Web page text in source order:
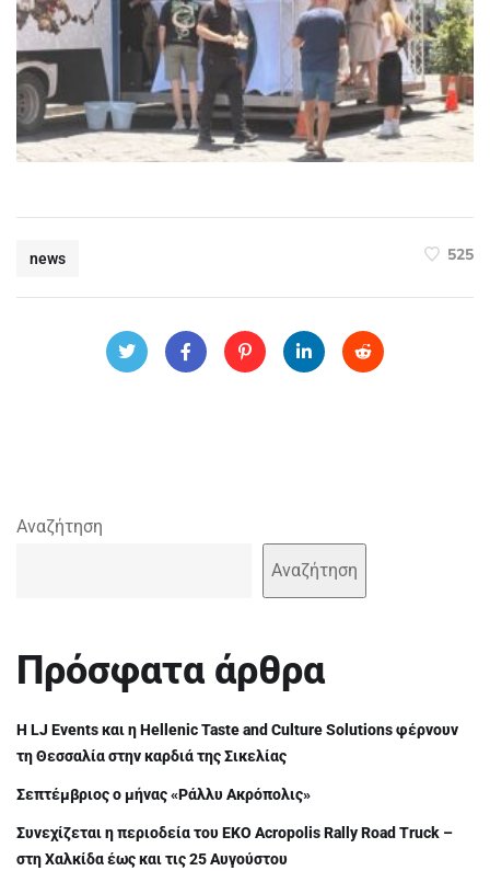
news 525
Αναζήτηση
Αναζήτηση
Πρόσφατα άρθρα
Η LJ Events και η Hellenic Taste and Culture Solutions φέρνουν
τη Θεσσαλία στην καρδιά της Σικελίας
Σεπτέμβριος ο μήνας «Ράλλυ Ακρόπολις»
Συνεχίζεται η περιοδεία του EKO Acropolis Rally Road Truck –
στη Χαλκίδα έως και τις 25 Αυγούστου